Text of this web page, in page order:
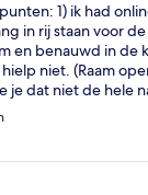
1) ik had
in rij staan voor
en benauwd in de
niet. (Raam
je dat niet de hele
de verwarming